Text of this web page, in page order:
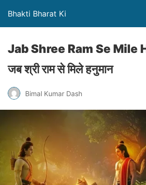
Bhakti Bharat Ki
Jab Shree Ram Se Mile
जब श्री राम से मिले हनुमान
Bimal Kumar Dash